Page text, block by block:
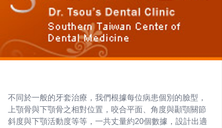
不同於一般的牙套治療，我們根據每位病患個別的臉型，
上顎骨與下顎骨之相對位置，咬合平面、角度與顳顎關節
斜度與下顎活動度等等，一共丈量約20個數據，設計出適